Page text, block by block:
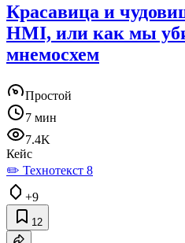
Красавица и
HMI, или как мы
мнемосхем
Простой
7 мин
7.4K
Кейс
✏️ Технотекст 8
+9
12